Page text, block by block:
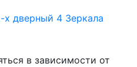
в зависимости от